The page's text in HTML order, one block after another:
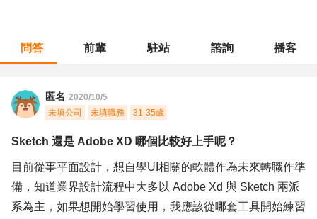
問答 前輩 駐站 諮詢 播客
匿名 2020/10/5
未填公司
未填職務 31-35歲
Sketch 還是 Adobe XD 哪個比較好上手呢？
目前從事平面設計，想自學UI相關的軟體作為未來轉職作準
備，知道業界設計流程中大多以 Adobe Xd 與 Sketch 兩派
系為主，如果想開始學習使用，我應該從哪套工具開始練習